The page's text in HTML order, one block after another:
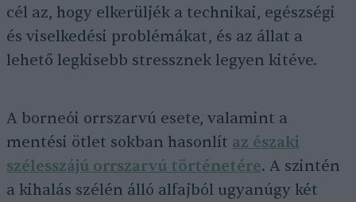
cél az, hogy elkerüljék a technikai, egészségi
és viselkedési problémákat, és az állat a
lehető legkisebb stressznek legyen kitéve.
A borneói orrszarvú esete, valamint a
mentési ötlet sokban hasonlít az északi
szélesszájú orrszarvú történetére. A szintén
a kihalás szélén álló alfajból ugyanúgy két